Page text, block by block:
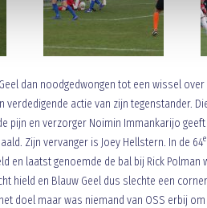
dan noodgedwongen tot een wissel
actie van zijn tegenstander.
pijn en verzorger Noimin Immankarijo
Zijn vervanger is Joey Hellstern. In de 64e
en laatst genoemde de bal bij Rick
hield en Blauw Geel dus slechte een
doel maar was niemand van OSS erbij